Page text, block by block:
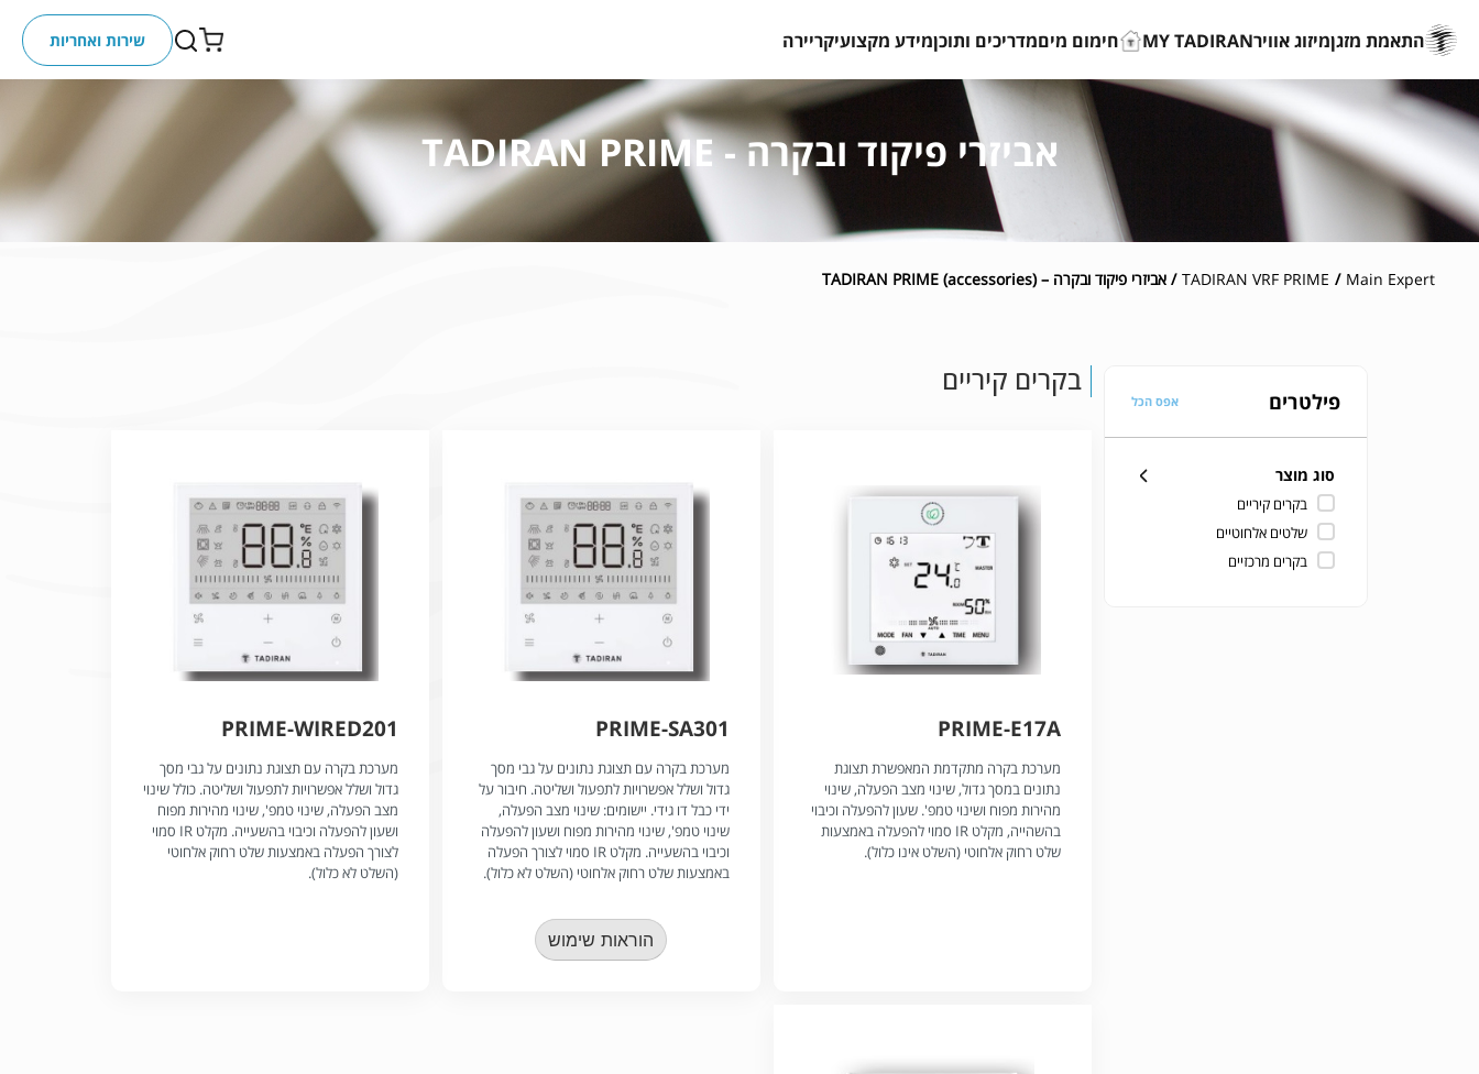
התאמת מזגןמיזוג אווירMY TADIRAN חימום מיםמדריכים ותוכןמידע מקצועיקריירה שירות ואחריות
אביזרי פיקוד ובקרה - TADIRAN PRIME
Main Expert
/
TADIRAN VRF PRIME / אביזרי פיקוד ובקרה – TADIRAN PRIME (accessories)
פילטרים אפס הכל
סוג מוצר
בקרים קיריים
שלטים אלחוטיים
בקרים מרכזיים
בקרים קיריים
PRIME-E17A
מערכת בקרה מתקדמת המאפשרת תצוגת
נתונים במסך גדול, שינוי מצב הפעלה, שינוי
מהירות מפוח ושינוי טמפ'. שעון להפעלה וכיבוי
בהשהייה, מקלט IR סמוי להפעלה באמצעות
שלט רחוק אלחוטי (השלט אינו כלול).
PRIME-SA301
מערכת בקרה עם תצוגת נתונים על גבי מסך
גדול ושלל אפשרויות לתפעול ושליטה. חיבור על
ידי כבל דו גידי. יישומים: שינוי מצב הפעלה,
שינוי טמפ', שינוי מהירות מפוח ושעון להפעלה
וכיבוי בהשעייה. מקלט IR סמוי לצורך הפעלה
באמצעות שלט רחוק אלחוטי (השלט לא כלול).
הוראות שימוש
PRIME-WIRED201
מערכת בקרה עם תצוגת נתונים על גבי מסך
גדול ושלל אפשרויות לתפעול ושליטה. כולל שינוי
מצב הפעלה, שינוי טמפ', שינוי מהירות מפוח
ושעון להפעלה וכיבוי בהשעייה. מקלט IR סמוי
לצורך הפעלה באמצעות שלט רחוק אלחוטי
(השלט לא כלול).